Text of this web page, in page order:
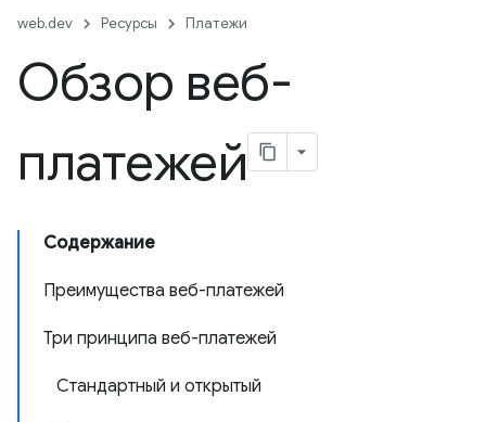
web.dev Ресурсы Платежи
Обзор веб-
платежей
Содержание
Преимущества веб-платежей
Три принципа веб-платежей
Стандартный и открытый